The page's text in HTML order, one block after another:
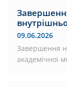
09.06.2026
Завершення
академічної